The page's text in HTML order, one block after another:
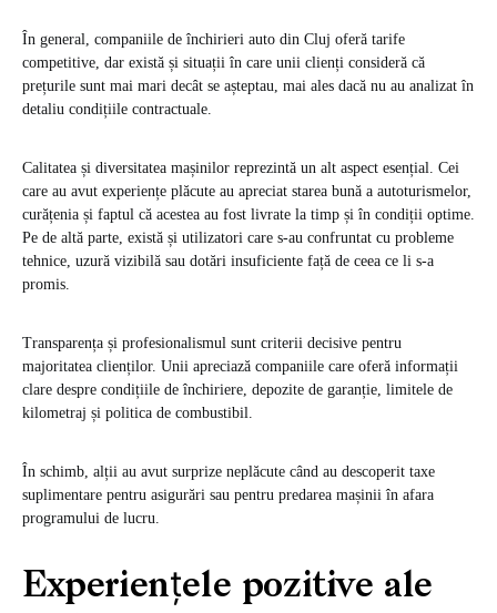
În general, companiile de închirieri auto din Cluj oferă tarife
competitive, dar există și situații în care unii clienți consideră că
prețurile sunt mai mari decât se așteptau, mai ales dacă nu au analizat în
detaliu condițiile contractuale.
Calitatea și diversitatea mașinilor reprezintă un alt aspect esențial. Cei
care au avut experiențe plăcute au apreciat starea bună a autoturismelor,
curățenia și faptul că acestea au fost livrate la timp și în condiții optime.
Pe de altă parte, există și utilizatori care s-au confruntat cu probleme
tehnice, uzură vizibilă sau dotări insuficiente față de ceea ce li s-a
promis.
Transparența și profesionalismul sunt criterii decisive pentru
majoritatea clienților. Unii apreciază companiile care oferă informații
clare despre condițiile de închiriere, depozite de garanție, limitele de
kilometraj și politica de combustibil.
În schimb, alții au avut surprize neplăcute când au descoperit taxe
suplimentare pentru asigurări sau pentru predarea mașinii în afara
programului de lucru.
Experiențele pozitive ale